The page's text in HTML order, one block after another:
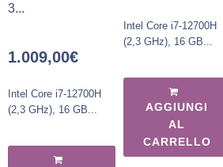
3...
1.009,00€
Intel Core i7-12700H
(2,3 GHz), 16 GB...
Intel Core i7-12700H
(2,3 GHz), 16 GB...
AGGIUNGI
AL
CARRELLO